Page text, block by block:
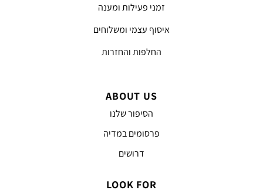
זמני פעילות ומענה
איסוף עצמי ומשלוחים
החלפות והחזרות
ABOUT US
הסיפור שלנו
פרסומים במדיה
דרושים
LOOK FOR